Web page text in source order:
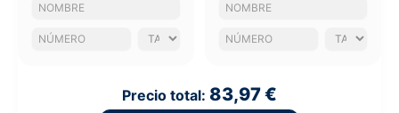
Precio total: 83,97 €